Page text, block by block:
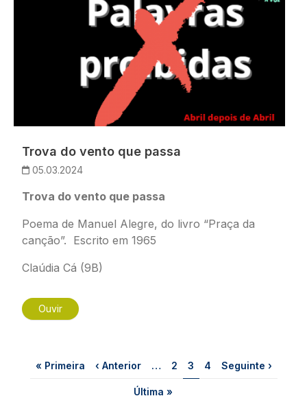
Trova do vento que passa
05.03.2024
Trova do vento que passa
Poema de Manuel Alegre, do livro “Praça da
canção”. Escrito em 1965
Claúdia Cá (9B)
Ouvir
Primeira página
« Primeira Página anterior
‹ Anterior … Página
2 Página
3 Página
4 Próxima página
Seguinte ›
Última página
Última »